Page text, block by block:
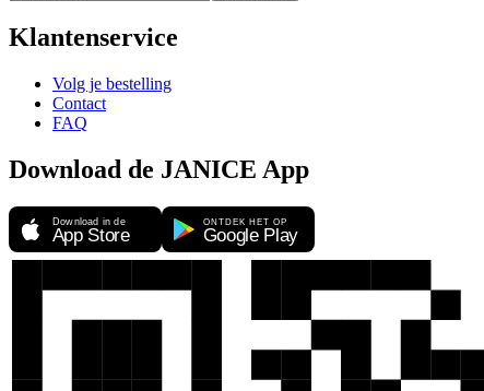
Klantenservice
Volg je bestelling
Contact
FAQ
Download de JANICE App